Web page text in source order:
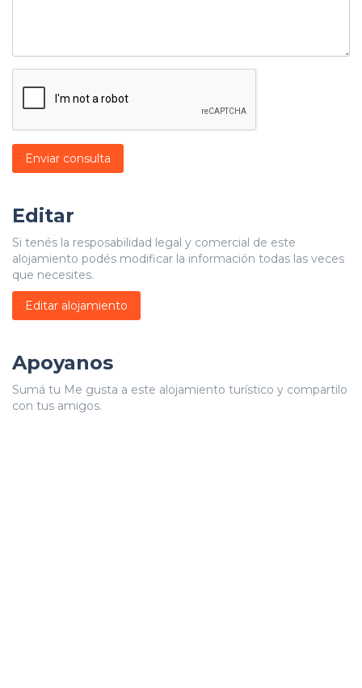
Enviar consulta
Editar
Si tenés la resposabilidad legal y comercial de este
alojamiento podés modificar la información todas las veces
que necesites.
Editar alojamiento
Apoyanos
Sumá tu Me gusta a este alojamiento turístico y compartilo
con tus amigos.